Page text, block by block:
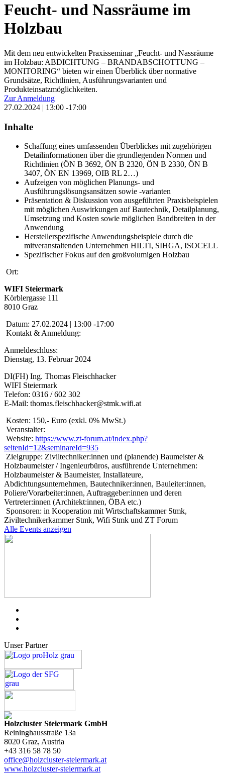
Feucht- und Nassräume im
Holzbau
Mit dem neu entwickelten Praxisseminar „Feucht- und Nassräume
im Holzbau: ABDICHTUNG – BRANDABSCHOTTUNG –
MONITORING“ bieten wir einen Überblick über normative
Grundsätze, Richtlinien, Ausführungsvarianten und
Produkteinsatzmöglichkeiten.
Zur Anmeldung
27.02.2024 | 13:00 -17:00
Inhalte
Schaffung eines umfassenden Überblickes mit zugehörigen
Detailinformationen über die grundlegenden Normen und
Richtlinien (ÖN B 3692, ÖN B 2320, ÖN B 2330, ÖN B
3407, ÖN EN 13969, OIB RL 2…)
Aufzeigen von möglichen Planungs- und
Ausführungslösungsansätzen sowie -varianten
Präsentation & Diskussion von ausgeführten Praxisbeispielen
mit möglichen Auswirkungen auf Bautechnik, Detailplanung,
Umsetzung und Kosten sowie möglichen Bandbreiten in der
Anwendung
Herstellerspezifische Anwendungsbeispiele durch die
mitveranstaltenden Unternehmen HILTI, SIHGA, ISOCELL
Spezifischer Fokus auf den großvolumigen Holzbau
Ort:
WIFI Steiermark
Körblergasse 111
8010 Graz
Datum: 27.02.2024 | 13:00 -17:00
Kontakt & Anmeldung:
Anmeldeschluss:
Dienstag, 13. Februar 2024
DI(FH) Ing. Thomas Fleischhacker
WIFI Steiermark
Telefon: 0316 / 602 302
E-Mail: thomas.fleischhacker@stmk.wifi.at
Kosten: 150,- Euro (exkl. 0% MwSt.)
Veranstalter:
Website: https://www.zt-forum.at/index.php?
seitenId=12&seminareId=935
Zielgruppe: Ziviltechniker:innen und (planende) Baumeister &
Holzbaumeister / Ingenieurbüros, ausführende Unternehmen:
Holzbaumeister & Baumeister, Installateure,
Abdichtungsunternehmen, Bautechniker:innen, Bauleiter:innen,
Poliere/Vorarbeiter:innen, Auftraggeber:innen und deren
Vertreter:innen (Architekt:innen, ÖBA etc.)
Sponsoren: in Kooperation mit Wirtschaftskammer Stmk,
Ziviltechnikerkammer Stmk, Wifi Stmk und ZT Forum
Alle Events anzeigen
Unser Partner
Holzcluster Steiermark GmbH
Reininghausstraße 13a
8020 Graz, Austria
+43 316 58 78 50
office@holzcluster-steiermark.at
www.holzcluster-steiermark.at